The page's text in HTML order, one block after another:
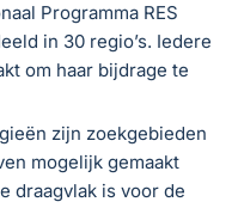
Programma RES
in 30 regio’s. Iedere
om haar bijdrage te
zijn zoekgebieden
mogelijk gemaakt
draagvlak is voor de